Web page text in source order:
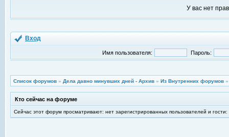
У вас нет
Вход
Имя пользователя: Пароль:
Список форумов » Дела давно минувших дней - Архив » Из Внутренних форумов
Кто сейчас на форуме
Сейчас этот форум просматривают: нет зарегистрированных пользователей и гости: